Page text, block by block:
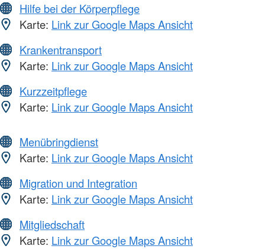
Hilfe bei der Körperpflege
Karte: Link zur Google Maps Ansicht
Krankentransport
Karte: Link zur Google Maps Ansicht
Kurzzeitpflege
Karte: Link zur Google Maps Ansicht
Menübringdienst
Karte: Link zur Google Maps Ansicht
Migration und Integration
Karte: Link zur Google Maps Ansicht
Mitgliedschaft
Karte: Link zur Google Maps Ansicht